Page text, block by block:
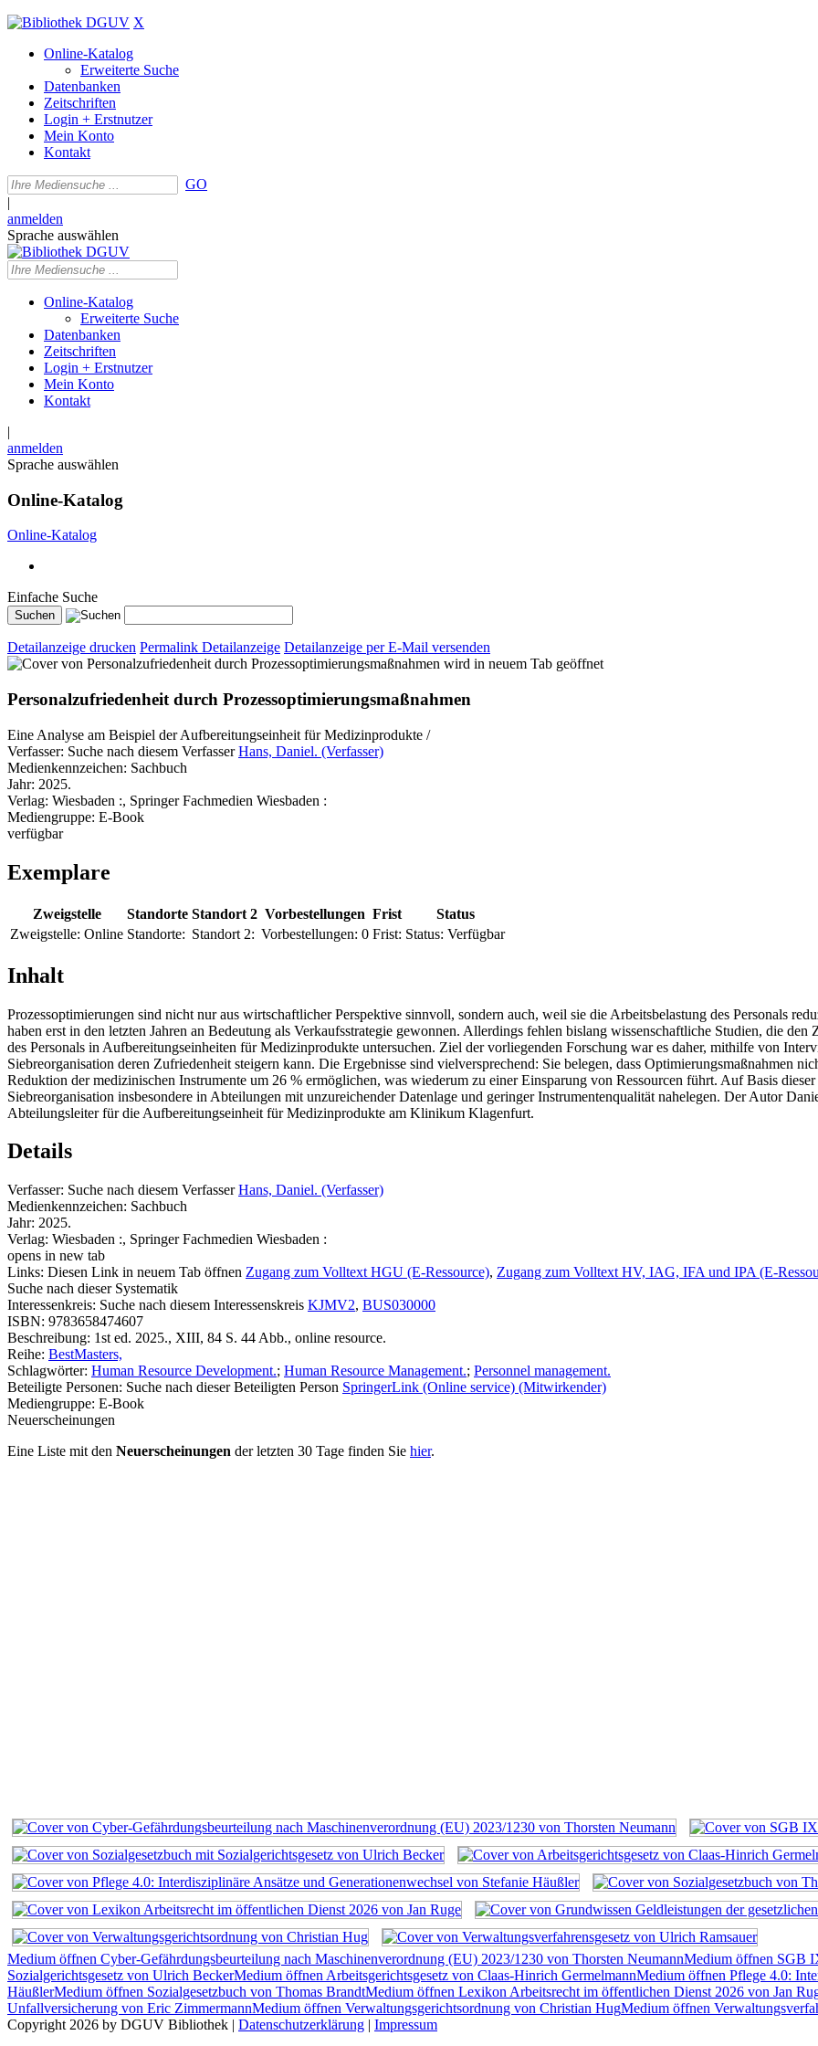
X
Online-Katalog
Erweiterte Suche
Datenbanken
Zeitschriften
Login + Erstnutzer
Mein Konto
Kontakt
GO
|
anmelden
Sprache auswählen
Online-Katalog
Erweiterte Suche
Datenbanken
Zeitschriften
Login + Erstnutzer
Mein Konto
Kontakt
|
anmelden
Sprache auswählen
Online-Katalog
Online-Katalog
Einfache Suche
Detailanzeige drucken Permalink Detailanzeige Detailanzeige per E-Mail versenden
wird in neuem Tab geöffnet
Personalzufriedenheit durch Prozessoptimierungsmaßnahmen
Eine Analyse am Beispiel der Aufbereitungseinheit für Medizinprodukte /
Verfasser: Suche nach diesem Verfasser Hans, Daniel. (Verfasser)
Medienkennzeichen: Sachbuch
Jahr: 2025.
Verlag: Wiesbaden :, Springer Fachmedien Wiesbaden :
Mediengruppe: E-Book
verfügbar
Exemplare
Zweigstelle Standorte Standort 2 Vorbestellungen Frist
Status
Zweigstelle: Online Standorte: Standort 2: Vorbestellungen: 0 Frist: Status: Verfügbar
Inhalt
Prozessoptimierungen sind nicht nur aus wirtschaftlicher Perspektive sinnvoll, sondern auch, weil sie die Arbeitsbelastung des Personals
haben erst in den letzten Jahren an Bedeutung als Verkaufsstrategie gewonnen. Allerdings fehlen bislang wissenschaftliche Studien, die
des Personals in Aufbereitungseinheiten für Medizinprodukte untersuchen. Ziel der vorliegenden Forschung war es daher, mithilfe von
Siebreorganisation deren Zufriedenheit steigern kann. Die Ergebnisse sind vielversprechend: Sie belegen, dass Optimierungsmaßnahmen
Reduktion der medizinischen Instrumente um 26 % ermöglichen, was wiederum zu einer Einsparung von Ressourcen führt. Auf Basis
Siebreorganisation insbesondere in Abteilungen mit unzureichender Datenlage und geringer Instrumentenqualität nahelegen. Der Autor
Abteilungsleiter für die Aufbereitungseinheit für Medizinprodukte am Klinikum Klagenfurt.
Details
Verfasser: Suche nach diesem Verfasser Hans, Daniel. (Verfasser)
Medienkennzeichen: Sachbuch
Jahr: 2025.
Verlag: Wiesbaden :, Springer Fachmedien Wiesbaden :
opens in new tab
Links: Diesen Link in neuem Tab öffnen Zugang zum Volltext HGU (E-Ressource), Zugang zum Volltext HV, IAG, IFA und IPA (E-
Suche nach dieser Systematik
Interessenkreis: Suche nach diesem Interessenskreis KJMV2, BUS030000
ISBN: 9783658474607
Beschreibung: 1st ed. 2025., XIII, 84 S. 44 Abb., online resource.
Reihe: BestMasters,
Schlagwörter: Human Resource Development.; Human Resource Management.; Personnel management.
Beteiligte Personen: Suche nach dieser Beteiligten Person SpringerLink (Online service) (Mitwirkender)
Mediengruppe: E-Book
Neuerscheinungen
Eine Liste mit den Neuerscheinungen der letzten 30 Tage finden Sie hier.
Medium öffnen Cyber-Gefährdungsbeurteilung nach Maschinenverordnung (EU) 2023/1230 von Thorsten NeumannMedium öffnen SGB
Sozialgerichtsgesetz von Ulrich BeckerMedium öffnen Arbeitsgerichtsgesetz von Claas-Hinrich GermelmannMedium öffnen Pflege 4.0:
HäußlerMedium öffnen Sozialgesetzbuch von Thomas BrandtMedium öffnen Lexikon Arbeitsrecht im öffentlichen Dienst 2026 von Jan
Unfallversicherung von Eric ZimmermannMedium öffnen Verwaltungsgerichtsordnung von Christian HugMedium öffnen
Copyright 2026 by DGUV Bibliothek | Datenschutzerklärung | Impressum